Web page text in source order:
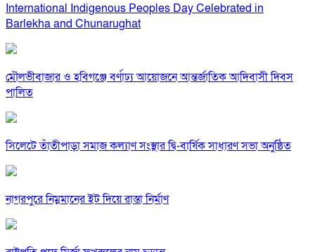
International Indigenous Peoples Day Celebrated in
Barlekha and Chunarughat
মৌলভীবাজার ও হবিগঞ্জে বর্ণাঢ্য আয়োজনে আন্তর্জাতিক আদিবাসী দিবস
পালিত
সিলেটে তাঁতীপাড়া সমাজ কল্যাণ সংস্থার দ্বি-বার্ষিক সাধারণ সভা অনুষ্ঠিত
নাগরপুরে নিম্নমানের ইট দিয়ে রাস্তা নির্মাণ